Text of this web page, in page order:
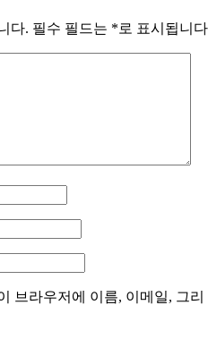
다. 필수 필드는 *로 표시됩니다
브라우저에 이름, 이메일, 그리